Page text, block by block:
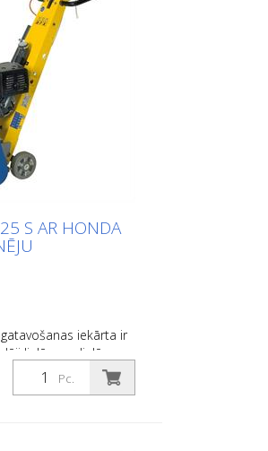
S AR HONDA
iekārta ir
lielām un lielām
aprīkota ar vibrāciju
un bezgalīgi
Pc.